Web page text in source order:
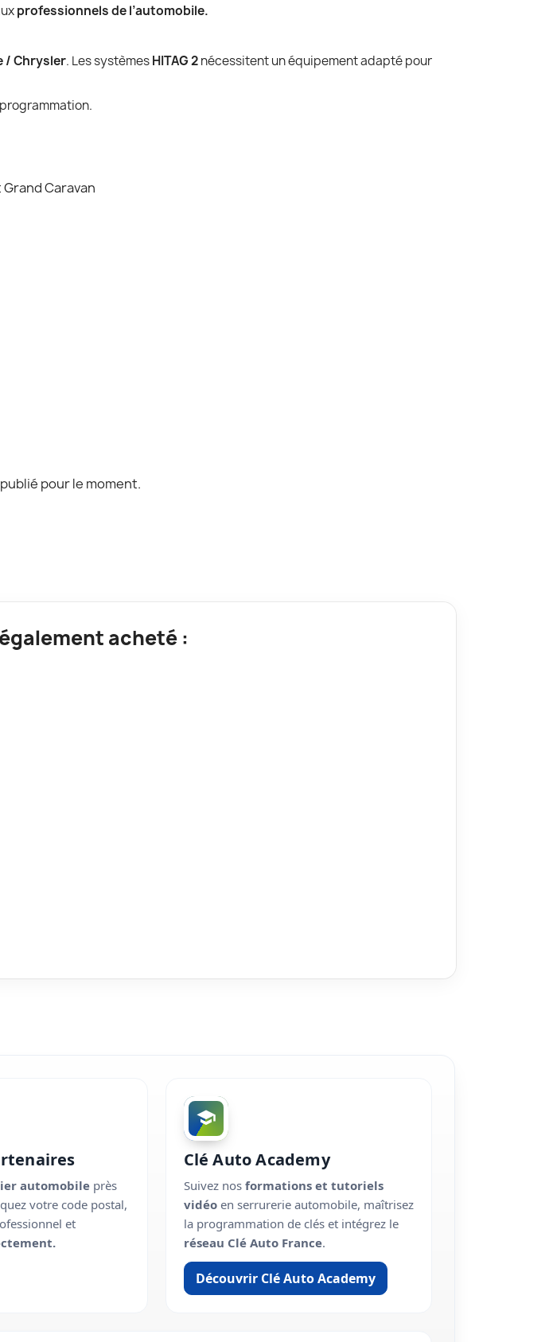
professionnels de l’automobile.
/ Chrysler. Les systèmesHITAG 2nécessitent un équipement adapté pour
Caravan
pour le moment.
acheté :
automobile près
votre code postal,
et
Clé Auto Academy
Suivez nos formations et tutoriels
vidéoen serrurerie automobile, maîtrisez
la programmation de clés et intégrez le
réseau Clé Auto France.
Découvrir Clé Auto Academy